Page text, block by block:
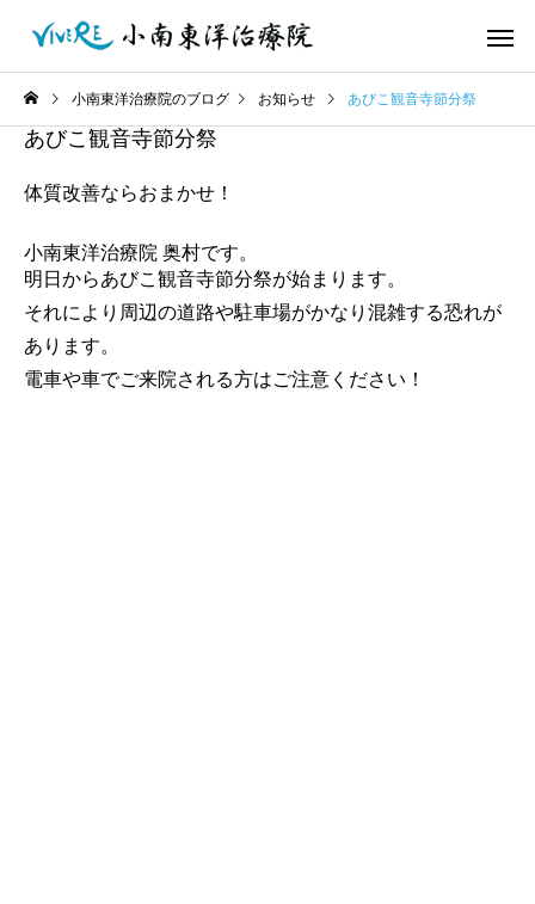
小南東洋治療院のブログ お知らせ あびこ観音寺節分祭
あびこ観音寺節分祭
体質改善ならおまかせ！
小南東洋治療院 奥村です。
明日からあびこ観音寺節分祭が始まります。
それにより周辺の道路や駐車場がかなり混雑する恐れが
あります。
電車や車でご来院される方はご注意ください！